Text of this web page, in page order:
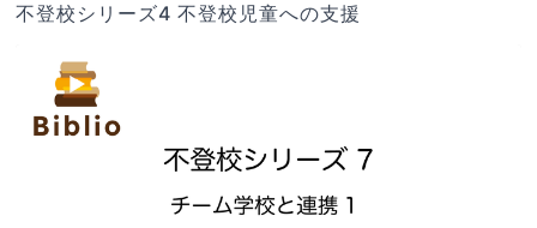
不登校シリーズ4 不登校児童への支援